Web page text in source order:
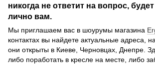
никогда не ответит на вопрос,
лично вам.
Мы приглашаем вас в шоурумы магазина
контактах вы найдете актуальные адреса,
они открыты в Киеве, Черновцах, Днепре.
либо поработать в кресле на месте, либо